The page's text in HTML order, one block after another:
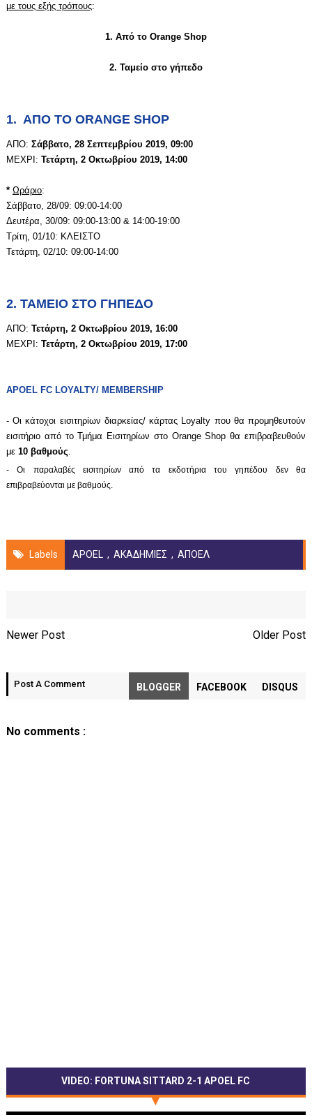
με τους εξής τρόπους:
1. Από το Orange Shop
2. Ταμείο στο γήπεδο
1. ΑΠΟ ΤΟ ORANGE SHOP
ΑΠΟ: Σάββατο, 28 Σεπτεμβρίου 2019, 09:00
ΜΕΧΡΙ: Τετάρτη, 2 Οκτωβρίου 2019, 14:00
* Ωράριο:
Σάββατο, 28/09: 09:00-14:00
Δευτέρα, 30/09: 09:00-13:00 & 14:00-19:00
Τρίτη, 01/10: ΚΛΕΙΣΤΟ
Τετάρτη, 02/10: 09:00-14:00
2. ΤΑΜΕΙΟ ΣΤΟ ΓΗΠΕΔΟ
ΑΠΟ: Τετάρτη, 2 Οκτωβρίου 2019, 16:00
ΜΕΧΡΙ: Τετάρτη, 2 Οκτωβρίου 2019, 17:00
APOEL FC LOYALTY/ MEMBERSHIP
- Οι κάτοχοι εισιτηρίων διαρκείας/ κάρτας Loyalty που θα προμηθευτούν
εισιτήριο από το Τμήμα Εισιτηρίων στο Orange Shop θα επιβραβευθούν
με 10 βαθμούς.
- Οι παραλαβές εισιτηρίων από τα εκδοτήρια του γηπέδου δεν θα
επιβραβεύονται με βαθμούς.
Labels APOEL , ΑΚΑΔΗΜΙΕΣ , ΑΠΟΕΛ
Newer Post Older Post
Post A Comment BLOGGER FACEBOOK DISQUS
No comments :
VIDEO: FORTUNA SITTARD 2-1 APOEL FC